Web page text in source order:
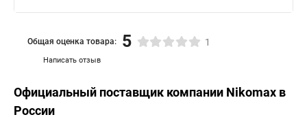
Написать отзыв
Общая оценка товара: 5 1
Официальный поставщик компании Nikomax в
России